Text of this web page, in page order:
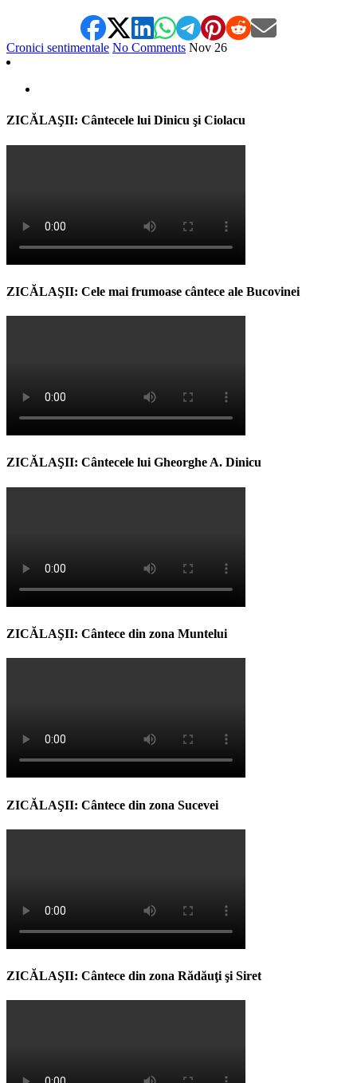
Cronici sentimentale No Comments Nov 26
ZICĂLAŞII: Cântecele lui Dinicu şi Ciolacu
ZICĂLAŞII: Cele mai frumoase cântece ale Bucovinei
ZICĂLAŞII: Cântecele lui Gheorghe A. Dinicu
ZICĂLAŞII: Cântece din zona Muntelui
ZICĂLAŞII: Cântece din zona Sucevei
ZICĂLAŞII: Cântece din zona Rădăuţi şi Siret